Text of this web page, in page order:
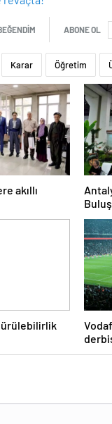
ABONE OL
Karar Öğretim
akıllı